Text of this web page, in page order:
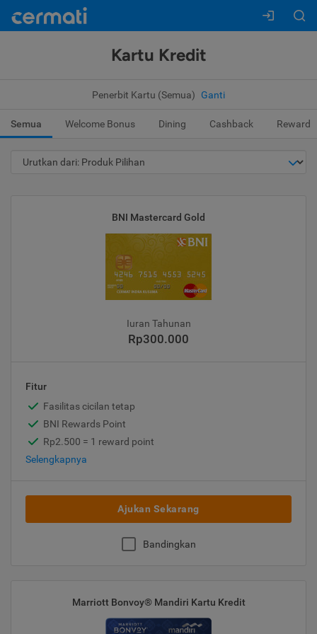
Kartu Kredit
Penerbit Kartu (Semua) Ganti
Semua Welcome Bonus Dining Cashback Reward
BNI Mastercard Gold
Iuran Tahunan
Rp300.000
Fitur
Fasilitas cicilan tetap
BNI Rewards Point
Rp2.500 = 1 reward point
Selengkapnya
Ajukan Sekarang
Bandingkan
Marriott Bonvoy® Mandiri Kartu Kredit